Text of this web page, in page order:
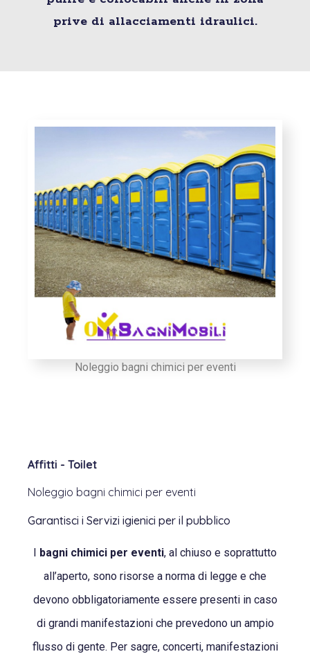
prive di allacciamenti idraulici.
Affitti - Toilet
Noleggio bagni chimici per eventi
Garantisci i Servizi igienici per il pubblico
I bagni chimici per eventi, al chiuso e soprattutto
all’aperto, sono risorse a norma di legge e che
devono obbligatoriamente essere presenti in caso
di grandi manifestazioni che prevedono un ampio
flusso di gente. Per sagre, concerti, manifestazioni
Noleggio bagni chimici per eventi